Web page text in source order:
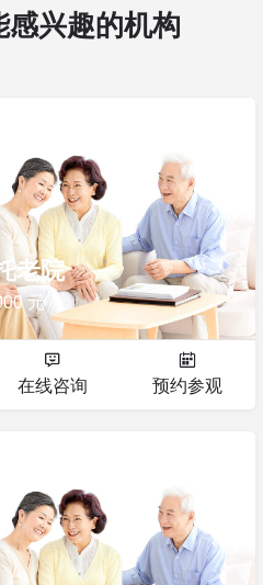
感兴趣的机构
老院
元
在线咨询 预约参观